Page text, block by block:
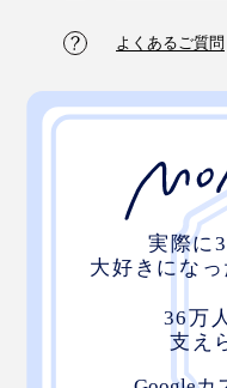
よくあるご質問